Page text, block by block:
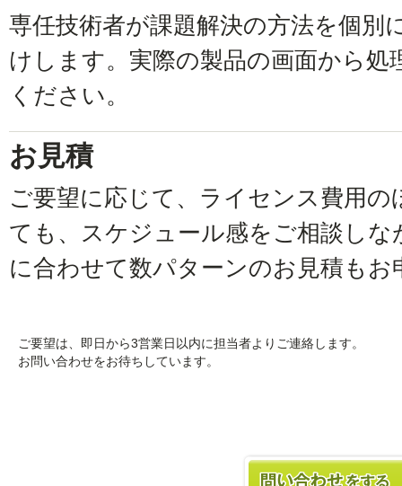
専任技術者が課題解決の方法を個別
けします。実際の製品の画面から処
ください。
お見積
ご要望に応じて、ライセンス費用
ても、スケジュール感をご相談し
に合わせて数パターンのお見積も
ご要望は、即日から3営業日以内に担当者よりご連絡します。
お問い合わせをお待ちしています。